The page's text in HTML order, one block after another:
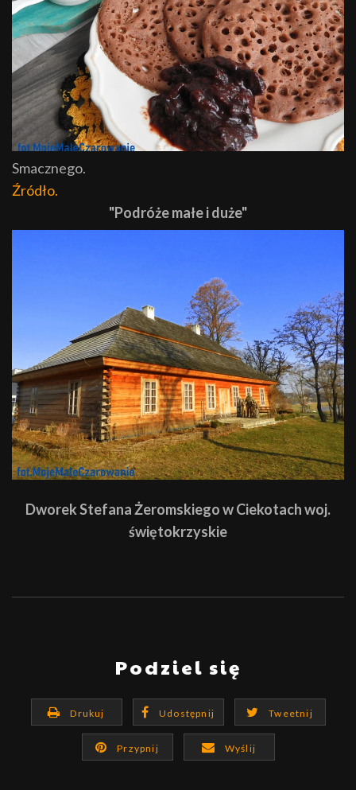
Smacznego.
Źródło.
"Podróże małe i duże"
Dworek Stefana Żeromskiego w Ciekotach woj.
świętokrzyskie
Podziel się
Drukuj Udostępnij Tweetnij
Przypnij Wyślij